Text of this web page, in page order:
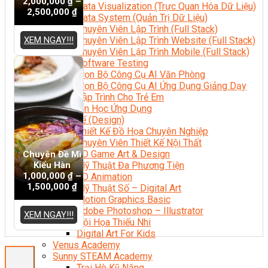
Data Visualization (Trực Quan Hóa Dữ Liệu)
Data System (Quản Trị Dữ Liệu)
Chuyên Viên Lập Trình (Full Stack)
Chuyên Viên Lập Trình Website (Full Stack)
Chuyên Viên Lập Trình Mobile (Full Stack)
Software Testing
Trọn Bộ Công Cụ AI Văn Phòng
Trọn Bộ Công Cụ AI Ứng Dụng Giảng Dạy
Lập Trình Cho Trẻ Em
Tin Học Ứng Dụng
Thiết Kế (Design)
Thiết Kế Đồ Họa Chuyên Nghiệp
Chuyên Viên Thiết Kế Nội Thất
3D Game Art & Design
Mỹ Thuật Đa Phương Tiện
3D Animation
Mỹ Thuật Số – Digital Art
Motion Graphics Basic
Adobe Photoshop – Illustrator
Hội Họa Thiếu Nhi
Digital Art For Kids
Venus Academy
Sunny STEAM Academy
2,500,000 ₫
XEM NGAY!!!
Chuyên Đề Mì
Kiểu Hàn
1,000,000₫–
1,500,000 ₫
XEM NGAY!!!